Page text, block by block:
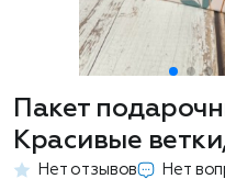
Пакет
Красивые
Нет отзывов Нет